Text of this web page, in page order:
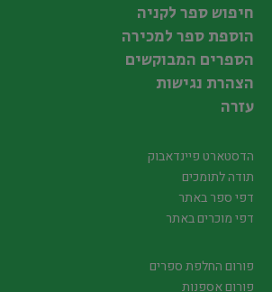
חיפוש ספר לקניה
הוספת ספר למכירה
הספרים המבוקשים
הצהרת נגישות
עזרה
הדסטארט פיינדאבוק
תודה לתומכים
דפי ספר באתר
דפי מוכרים באתר
פורום החלפת ספרים
פורום אספנות